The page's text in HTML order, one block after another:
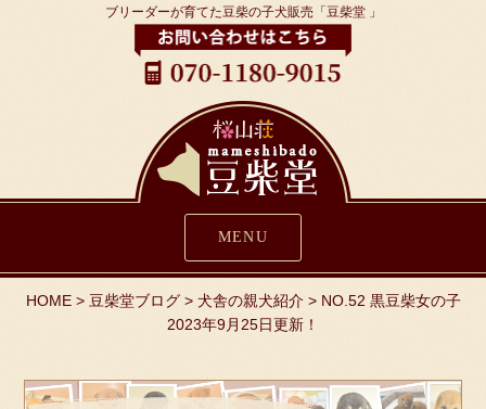
ブリーダーが育てた豆柴の子犬販売「豆柴堂 」
MENU
HOME> 豆柴堂ブログ> 犬舎の親犬紹介> NO.52 黒豆柴女の子
2023年9月25日更新！